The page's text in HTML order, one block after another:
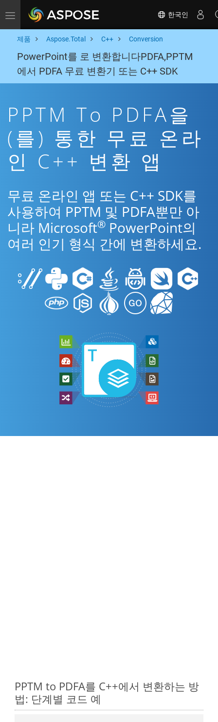
Toggle navigation 한국인
제품 Aspose.Total C++ Conversion
PowerPoint를 로 변환합니다PDFA,PPTM
에서 PDFA 무료 변환기 또는 C++ SDK
PPTM To PDFA을
(를) 통한 무료 온라
인 C++ 변환 앱
무료 온라인 앱 또는 C++ SDK를
사용하여 PPTM 및 PDFA뿐만 아
니라 Microsoft® PowerPoint의
여러 인기 형식 간에 변환하세요.
PPTM to PDFA를 C++에서 변환하는 방
법: 단계별 코드 예